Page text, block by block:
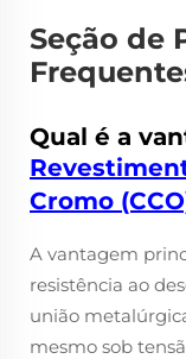
Seção de
Qual é a
Cromo
A vantagem
resistência ao
união
mesmo sob